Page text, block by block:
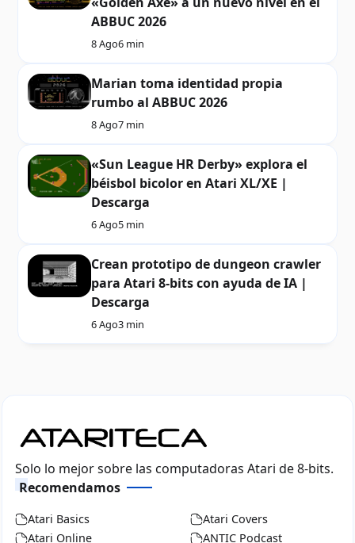
ABBUC 2026
8 Ago6 min
Marian toma identidad propia
rumbo al ABBUC 2026
8 Ago7 min
«Sun League HR Derby» explora el
béisbol bicolor en Atari XL/XE |
Descarga
6 Ago5 min
Crean prototipo de dungeon crawler
para Atari 8-bits con ayuda de IA |
Descarga
6 Ago3 min
Solo lo mejor sobre las computadoras Atari de 8-bits.
Recomendamos
Atari Basics
Atari Covers
Atari Online
ANTIC Podcast